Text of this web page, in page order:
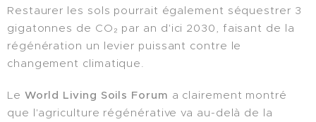
Restaurer les sols pourrait également séquestrer 3
gigatonnes de CO₂ par an d'ici 2030, faisant de la
régénération un levier puissant contre le
changement climatique.
Le World Living Soils Forum a clairement montré
que l'agriculture régénérative va au-delà de la